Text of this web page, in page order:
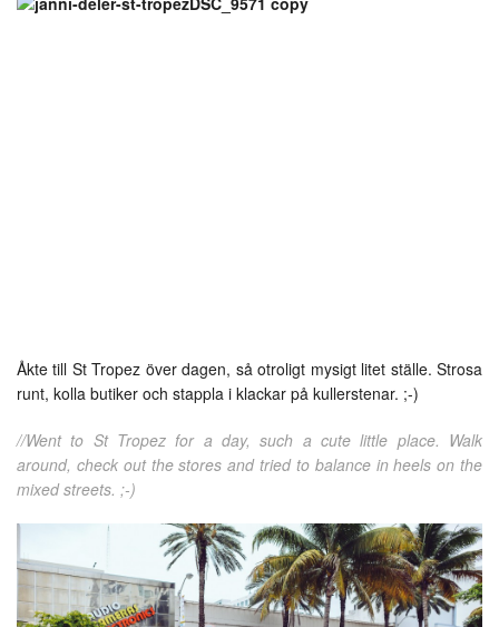
Åkte till St Tropez över dagen, så otroligt mysigt litet ställe. Strosa
runt, kolla butiker och stappla i klackar på kullerstenar. ;-)
//Went to St Tropez for a day, such a cute little place. Walk
around, check out the stores and tried to balance in heels on the
mixed streets. ;-)